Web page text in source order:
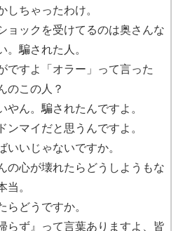
しちゃったわけ。
ョックを受けてるのは奥さんな
。騙された人。
ですよ「オラー」って言った
のこの人？
やん。騙されたんですよ。
ンマイだと思うんですよ。
いいじゃないですか。
の心が壊れたらどうしようもな
当。
らどうですか。
らず』って言葉ありますよ、皆